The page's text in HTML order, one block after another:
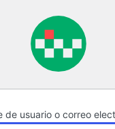
de usuario o correo